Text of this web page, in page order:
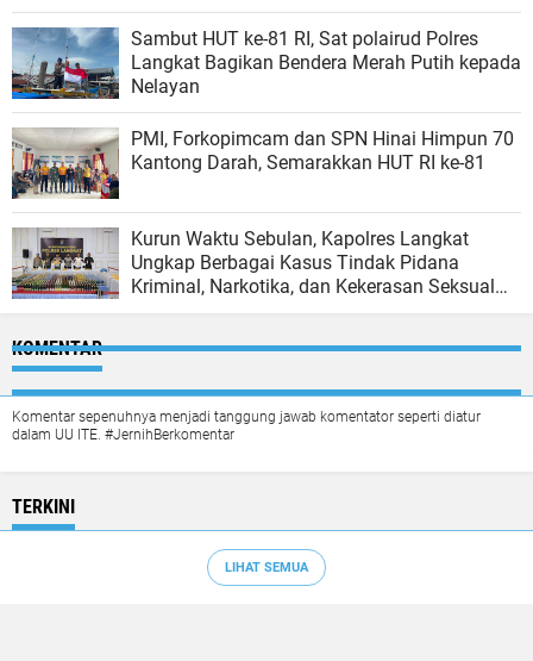
Sambut HUT ke-81 RI, Sat polairud Polres
Langkat Bagikan Bendera Merah Putih kepada
Nelayan
PMI, Forkopimcam dan SPN Hinai Himpun 70
Kantong Darah, Semarakkan HUT RI ke-81
Kurun Waktu Sebulan, Kapolres Langkat
Ungkap Berbagai Kasus Tindak Pidana
Kriminal, Narkotika, dan Kekerasan Seksual
KOMENTAR
Komentar sepenuhnya menjadi tanggung jawab komentator seperti diatur
dalam UU ITE. #JernihBerkomentar
TERKINI
LIHAT SEMUA